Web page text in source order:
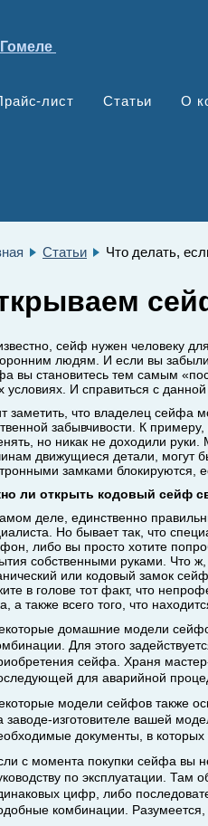
Гомеле
лист Статьи О
Статьи Что делать,
сейф нужен человеку
людям. И если вы
вы становитесь тем самым
условиях. И справиться с
заметить, что владелец сейфа
забывчивости. К
но никак не доходили руки.
движущиеся детали, могут
замками блокируются,
ли открыть кодовый сейф
деле, единственно
Но бывает так, что
либо вы просто хотите
собственными руками. Что
или кодовый замок
в голове тот факт, что
а также всего того, что
домашние модели
Для этого
сейфа. Храня
для аварийной
модели сейфов также
заводе-изготовителе вашей
документы, в
с момента покупки сейфа вы
по эксплуатации.
цифр, либо
комбинации. Разумеется,